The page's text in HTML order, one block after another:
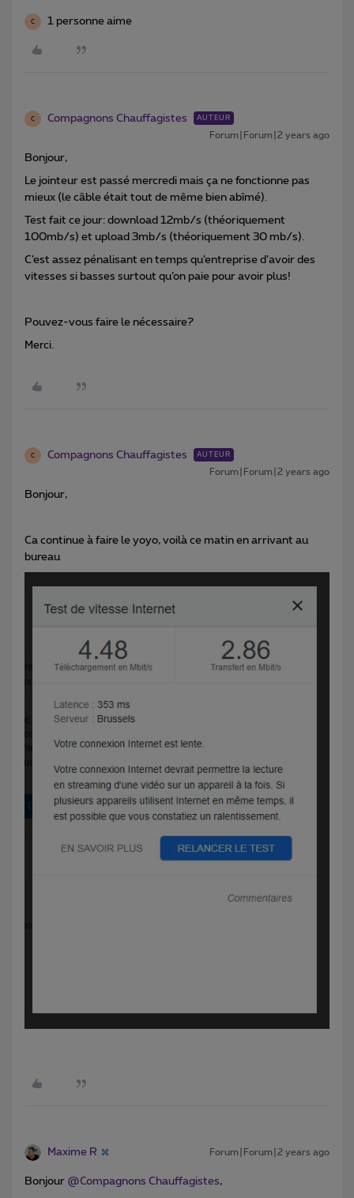
C 1 personne aime
C Compagnons Chauffagistes AUTEUR
Forum|Forum|2 years ago
Bonjour,
Le jointeur est passé mercredi mais ça ne fonctionne pas
mieux (le câble était tout de même bien abîmé).
Test fait ce jour: download 12mb/s (théoriquement
100mb/s) et upload 3mb/s (théoriquement 30 mb/s).
C’est assez pénalisant en temps qu’entreprise d’avoir des
vitesses si basses surtout qu’on paie pour avoir plus!
Pouvez-vous faire le nécessaire?
Merci.
C Compagnons Chauffagistes AUTEUR
Forum|Forum|2 years ago
Bonjour,
Ca continue à faire le yoyo, voilà ce matin en arrivant au
bureau
Maxime R Forum|Forum|2 years ago
Bonjour @Compagnons Chauffagistes,